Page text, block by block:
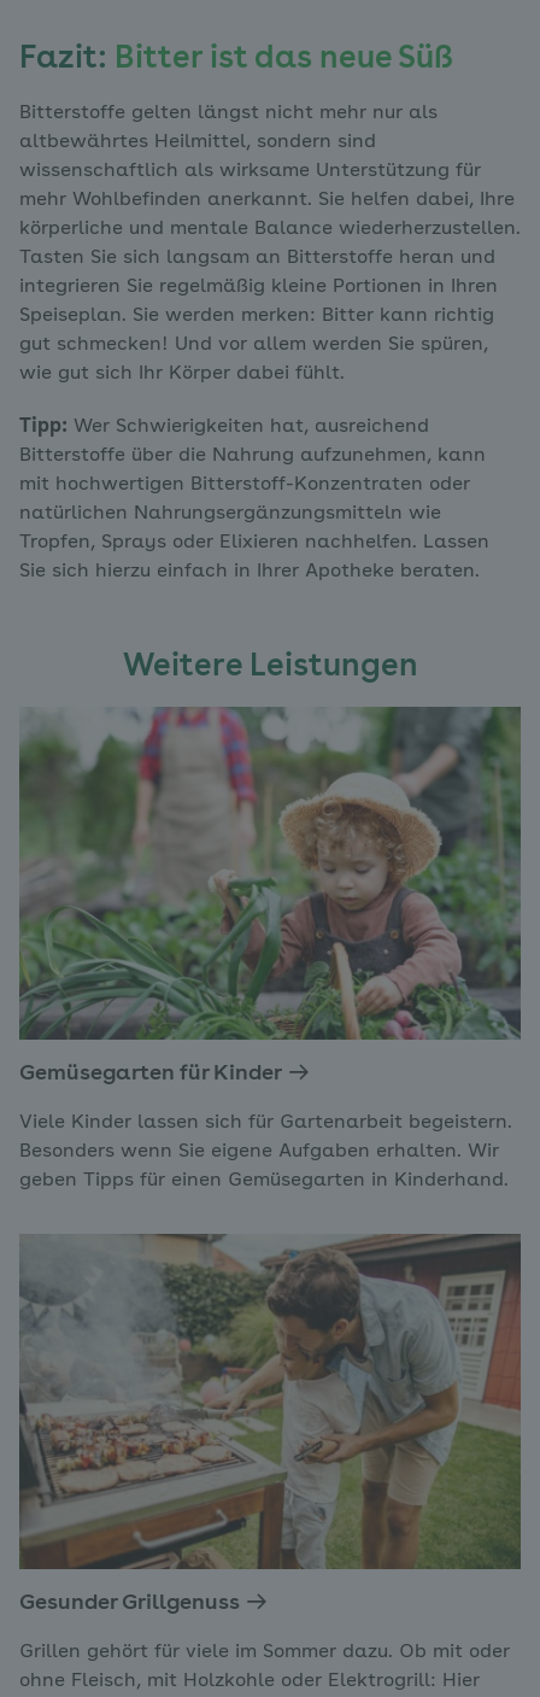
Fazit: Bitter ist das neue Süß
Bitterstoffe gelten längst nicht mehr nur als
altbewährtes Heilmittel, sondern sind
wissenschaftlich als wirksame Unterstützung für
mehr Wohlbefinden anerkannt. Sie helfen dabei, Ihre
körperliche und mentale Balance wiederherzustellen.
Tasten Sie sich langsam an Bitterstoffe heran und
integrieren Sie regelmäßig kleine Portionen in Ihren
Speiseplan. Sie werden merken: Bitter kann richtig
gut schmecken! Und vor allem werden Sie spüren,
wie gut sich Ihr Körper dabei fühlt.
Tipp: Wer Schwierigkeiten hat, ausreichend
Bitterstoffe über die Nahrung aufzunehmen, kann
mit hochwertigen Bitterstoff-Konzentraten oder
natürlichen Nahrungsergänzungsmitteln wie
Tropfen, Sprays oder Elixieren nachhelfen. Lassen
Sie sich hierzu einfach in Ihrer Apotheke beraten.
Weitere Leistungen
Gemüsegarten für Kinder
Viele Kinder lassen sich für Gartenarbeit begeistern.
Besonders wenn Sie eigene Aufgaben erhalten. Wir
geben Tipps für einen Gemüsegarten in Kinderhand.
Gesunder Grillgenuss
Grillen gehört für viele im Sommer dazu. Ob mit oder
ohne Fleisch, mit Holzkohle oder Elektrogrill: Hier